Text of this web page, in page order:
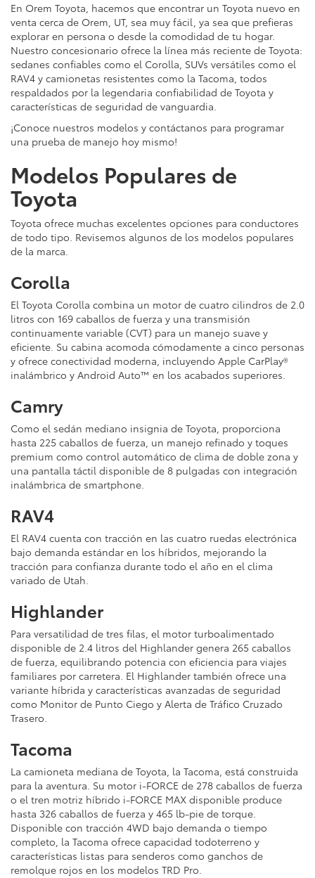
En Orem Toyota, hacemos que encontrar un Toyota nuevo en
venta cerca de Orem, UT, sea muy fácil, ya sea que prefieras
explorar en persona o desde la comodidad de tu hogar.
Nuestro concesionario ofrece la línea más reciente de Toyota:
sedanes confiables como el Corolla, SUVs versátiles como el
RAV4 y camionetas resistentes como la Tacoma, todos
respaldados por la legendaria confiabilidad de Toyota y
características de seguridad de vanguardia.
¡Conoce nuestros modelos y contáctanos para programar
una prueba de manejo hoy mismo!
Modelos Populares de
Toyota
Toyota ofrece muchas excelentes opciones para conductores
de todo tipo. Revisemos algunos de los modelos populares
de la marca.
Corolla
El Toyota Corolla combina un motor de cuatro cilindros de 2.0
litros con 169 caballos de fuerza y una transmisión
continuamente variable (CVT) para un manejo suave y
eficiente. Su cabina acomoda cómodamente a cinco personas
y ofrece conectividad moderna, incluyendo Apple CarPlay®
inalámbrico y Android Auto™ en los acabados superiores.
Camry
Como el sedán mediano insignia de Toyota, proporciona
hasta 225 caballos de fuerza, un manejo refinado y toques
premium como control automático de clima de doble zona y
una pantalla táctil disponible de 8 pulgadas con integración
inalámbrica de smartphone.
RAV4
El RAV4 cuenta con tracción en las cuatro ruedas electrónica
bajo demanda estándar en los híbridos, mejorando la
tracción para confianza durante todo el año en el clima
variado de Utah.
Highlander
Para versatilidad de tres filas, el motor turboalimentado
disponible de 2.4 litros del Highlander genera 265 caballos
de fuerza, equilibrando potencia con eficiencia para viajes
familiares por carretera. El Highlander también ofrece una
variante híbrida y características avanzadas de seguridad
como Monitor de Punto Ciego y Alerta de Tráfico Cruzado
Trasero.
Tacoma
La camioneta mediana de Toyota, la Tacoma, está construida
para la aventura. Su motor i-FORCE de 278 caballos de fuerza
o el tren motriz híbrido i-FORCE MAX disponible produce
hasta 326 caballos de fuerza y 465 lb-pie de torque.
Disponible con tracción 4WD bajo demanda o tiempo
completo, la Tacoma ofrece capacidad todoterreno y
características listas para senderos como ganchos de
remolque rojos en los modelos TRD Pro.